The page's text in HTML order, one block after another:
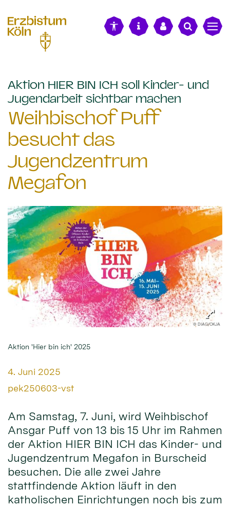
Aktion HIER BIN ICH soll Kinder- und
Jugendarbeit sichtbar machen
Weihbischof Puff
besucht das
Jugendzentrum
Megafon
© DIAG/OKJA
Aktion 'Hier bin ich' 2025
Datum:
4. Juni 2025
Von:
pek250603-vst
Am Samstag, 7. Juni, wird Weihbischof
Ansgar Puff von 13 bis 15 Uhr im Rahmen
der Aktion HIER BIN ICH das Kinder- und
Jugendzentrum Megafon in Burscheid
besuchen. Die alle zwei Jahre
stattfindende Aktion läuft in den
katholischen Einrichtungen noch bis zum